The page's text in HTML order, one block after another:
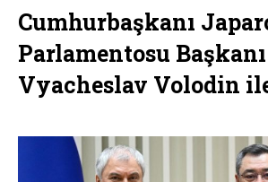
Cumhurbaşkanı
Parlamentosu Başkanı
Vyacheslav Volodin